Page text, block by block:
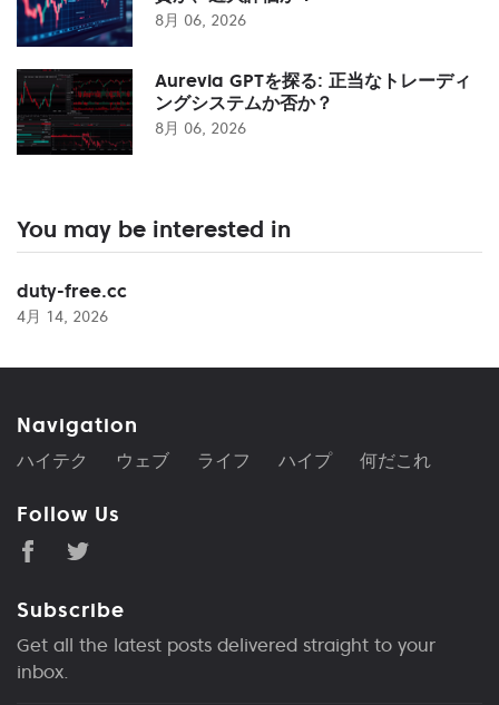
8月 06, 2026
Aurevia GPTを探る: 正当なトレーディ
ングシステムか否か？
8月 06, 2026
You may be interested in
duty-free.cc
4月 14, 2026
Navigation
ハイテク ウェブ ライフ ハイプ 何だこれ
Follow Us
Subscribe
Get all the latest posts delivered straight to your
inbox.